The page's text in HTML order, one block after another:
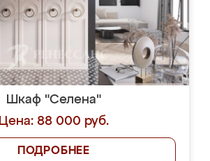
Шкаф "Селена"
Цена: 88 000 руб.
ПОДРОБНЕЕ